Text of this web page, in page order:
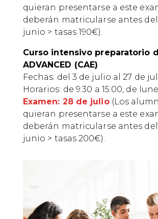
quieran presentarse a este
deberán matricularse antes del
junio > tasas 190€).
Curso intensivo preparatorio
ADVANCED (CAE)
Fechas: del 3 de julio al 27 de
Horarios: de 9:30 a 15:00, de
Examen: 28 de julio(Los
quieran presentarse a este
deberán matricularse antes del
junio > tasas 200€).